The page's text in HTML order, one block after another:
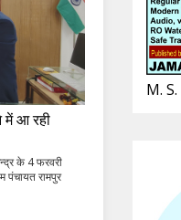
में आ रही
के 4 फरवरी
रामपुर
M.